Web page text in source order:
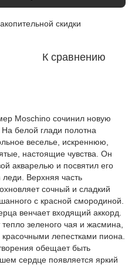
скидки
К сравнению
Moschino сочинил новую
белой глади полотна
веселье, искреннюю,
настоящие чувства. Он
акварелью и посвятил его
Верхняя часть
сочный и сладкий
с красной смородиной.
венчает входящий аккорд.
зеленого чая и жасмина,
лепестками пиона.
обещает быть
сердце появляется яркий